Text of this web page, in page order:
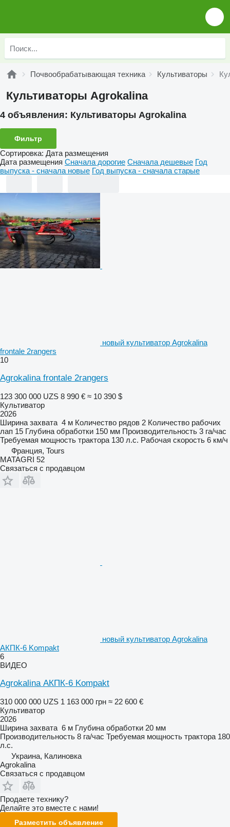
Почвообрабатывающая техника Культиваторы
Культиваторы Agrokalina
4 объявления: Культиваторы Agrokalina
Фильтр
Сортировка: Дата размещения
Дата размещения Сначала дорогие Сначала дешевые Год
выпуска - сначала новые Год выпуска - сначала старые
новый культиватор Agrokalina
frontale 2rangers
10
Agrokalina frontale 2rangers
123 300 000 UZS 8 990 € ≈ 10 390 $
Культиватор
2026
Ширина захвата 4 м Количество рядов 2 Количество рабочих
лап 15 Глубина обработки 150 мм Производительность 3 га/час
Требуемая мощность трактора 130 л.с. Рабочая скорость 6 км/ч
Франция, Tours
MATAGRI 52
Связаться с продавцом
новый культиватор Agrokalina
АКПК-6 Kompakt
6
ВИДЕО
Agrokalina АКПК-6 Kompakt
310 000 000 UZS 1 163 000 грн ≈ 22 600 €
Культиватор
2026
Ширина захвата 6 м Глубина обработки 20 мм
Производительность 8 га/час Требуемая мощность трактора 180
л.с.
Украина, Калиновка
Agrokalina
Связаться с продавцом
Продаете технику?
Делайте это вместе с нами!
Разместить объявление